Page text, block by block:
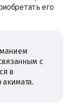
его
с
в